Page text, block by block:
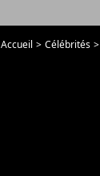
Accueil Célébrités